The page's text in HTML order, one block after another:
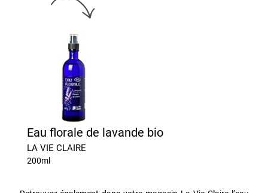
Eau florale de lavande bio
LA VIE CLAIRE
200ml